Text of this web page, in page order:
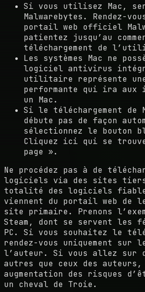
Si vous utilisez Mac,
Malwarebytes. Rendez-
portail web officiel
patientez jusqu’au
téléchargement de
Les systèmes Mac ne
logiciel antivirus
utilitaire représente
performante qui ira aux
un Mac.
Si le téléchargement de
débute pas de façon
sélectionnez le bouton
Cliquez ici qui se
page ».
Ne procédez pas à de
logiciels via des sites
totalité des logiciels
viennent du portail web de
site primaire. Prenons
Steam, dont se servent les
PC. Si vous souhaitez le
rendez-vous uniquement sur
l’auteur. Si vous allez sur
autres que ceux des
augmentation des risques
un cheval de Troie.